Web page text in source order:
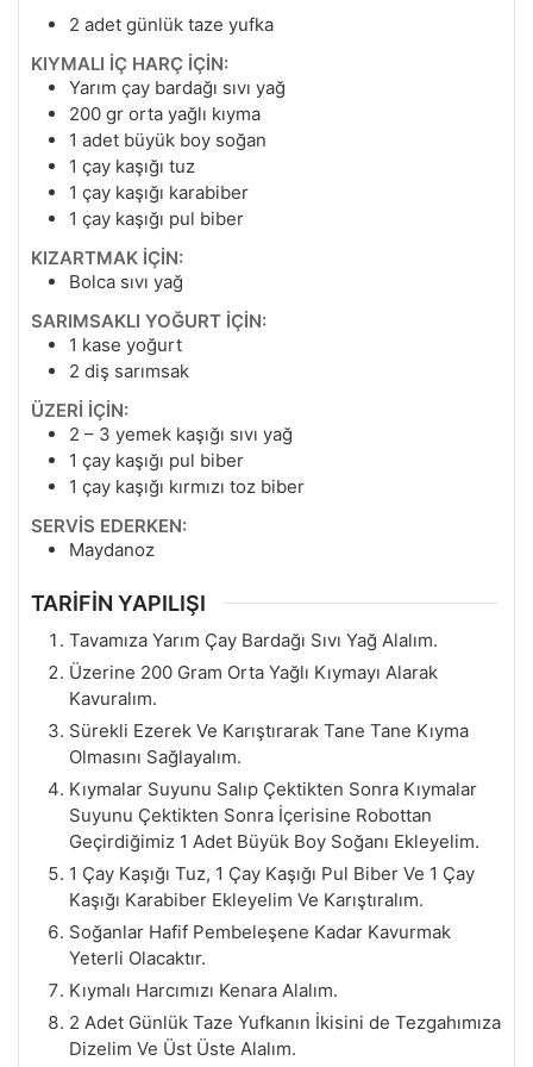
2 adet günlük taze yufka
KIYMALI İÇ HARÇ İÇİN:
Yarım çay bardağı sıvı yağ
200 gr orta yağlı kıyma
1 adet büyük boy soğan
1 çay kaşığı tuz
1 çay kaşığı karabiber
1 çay kaşığı pul biber
KIZARTMAK İÇİN:
Bolca sıvı yağ
SARIMSAKLI YOĞURT İÇİN:
1 kase yoğurt
2 diş sarımsak
ÜZERİ İÇİN:
2 – 3 yemek kaşığı sıvı yağ
1 çay kaşığı pul biber
1 çay kaşığı kırmızı toz biber
SERVİS EDERKEN:
Maydanoz
TARİFİN YAPILIŞI
Tavamıza Yarım Çay Bardağı Sıvı Yağ Alalım.
Üzerine 200 Gram Orta Yağlı Kıymayı Alarak
Kavuralım.
Sürekli Ezerek Ve Karıştırarak Tane Tane Kıyma
Olmasını Sağlayalım.
Kıymalar Suyunu Salıp Çektikten Sonra Kıymalar
Suyunu Çektikten Sonra İçerisine Robottan
Geçirdiğimiz 1 Adet Büyük Boy Soğanı Ekleyelim.
1 Çay Kaşığı Tuz, 1 Çay Kaşığı Pul Biber Ve 1 Çay
Kaşığı Karabiber Ekleyelim Ve Karıştıralım.
Soğanlar Hafif Pembeleşene Kadar Kavurmak
Yeterli Olacaktır.
Kıymalı Harcımızı Kenara Alalım.
2 Adet Günlük Taze Yufkanın İkisini de Tezgahımıza
Dizelim Ve Üst Üste Alalım.